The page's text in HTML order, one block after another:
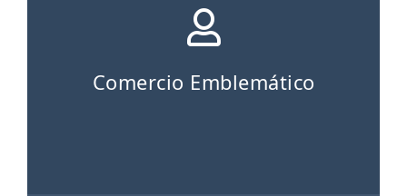
Comercio Emblemático